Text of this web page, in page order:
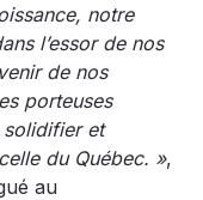
notre
l’essor de nos
de nos
porteuses
et
du Québec. »,
au